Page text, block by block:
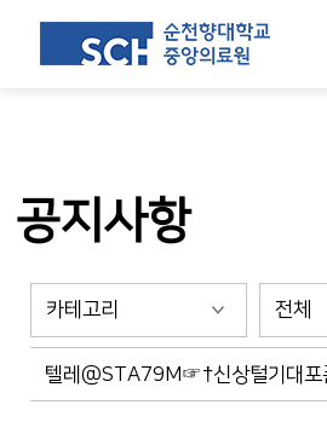
공지사항